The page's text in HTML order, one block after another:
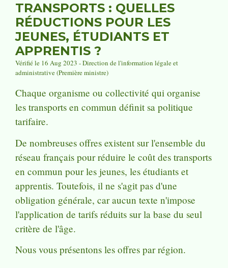
TRANSPORTS : QUELLES
RÉDUCTIONS POUR LES
JEUNES, ÉTUDIANTS ET
APPRENTIS ?
Vérifié le 16 Aug 2023 - Direction de l'information légale et
administrative (Première ministre)
Chaque organisme ou collectivité qui organise
les transports en commun définit sa politique
tarifaire.
De nombreuses offres existent sur l'ensemble du
réseau français pour réduire le coût des transports
en commun pour les jeunes, les étudiants et
apprentis. Toutefois, il ne s'agit pas d'une
obligation générale, car aucun texte n'impose
l'application de tarifs réduits sur la base du seul
critère de l'âge.
Nous vous présentons les offres par région.